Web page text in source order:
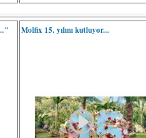
Molfix 15. yılını kutluyor...